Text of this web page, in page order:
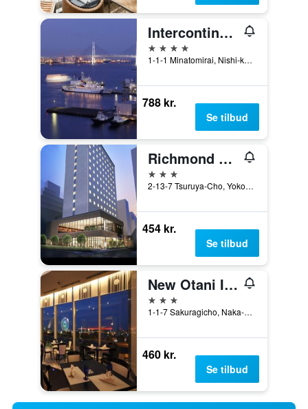
Intercontinental Hotels Yokohama Grand By IHG
4 stjerner
1-1-1 Minatomirai, Nishi-ku, Yokohama, Japan
788 kr.
Se tilbud
Richmond Hotel Yokohama Ekimae
3 stjerner
2-13-7 Tsuruya-Cho, Yokohama, Japan
454 kr.
Se tilbud
New Otani Inn Yokohama Premium
3 stjerner
1-1-7 Sakuragicho, Naka-ku, Yokohama, Japan
460 kr.
Se tilbud